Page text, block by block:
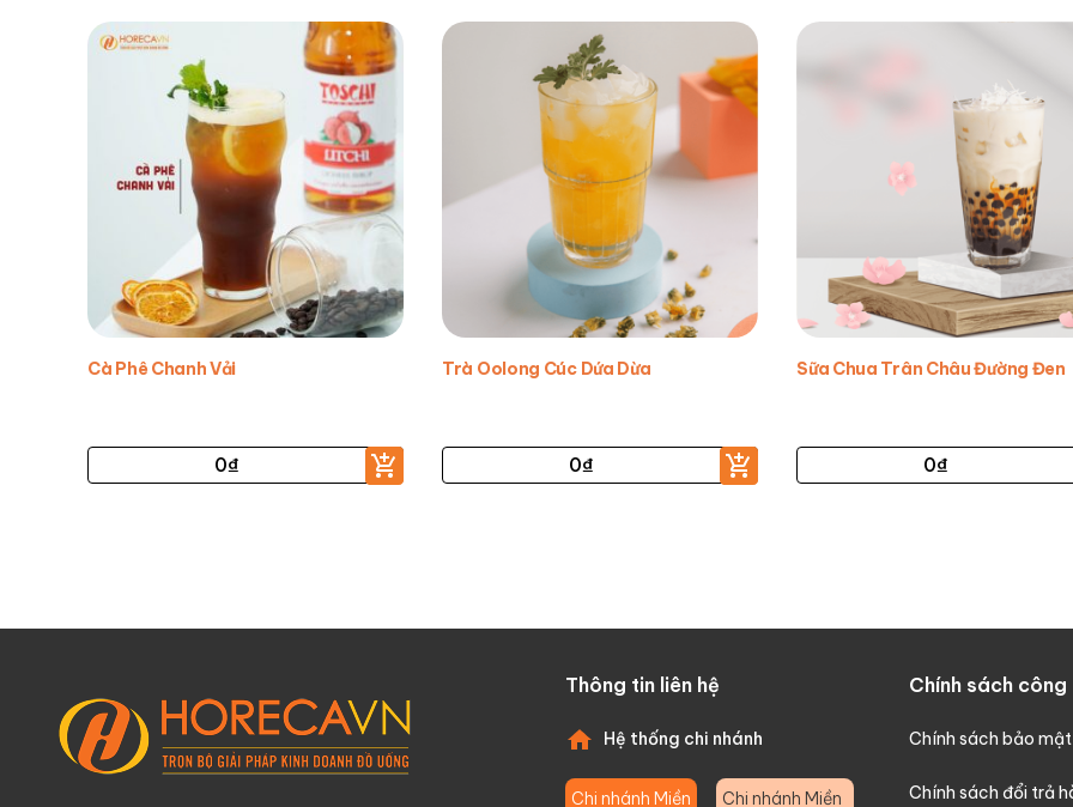
Cà Phê Chanh Vải
0₫
Trà Oolong Cúc Dứa Dừa
0₫
Sữa Chua Trân Châu Đường Đen
0₫
Thông tin liên hệ
Hệ thống chi nhánh
Chi nhánh Miền Chi nhánh Miền
Chính sách công
Chính sách bảo mật
Chính sách đổi trả